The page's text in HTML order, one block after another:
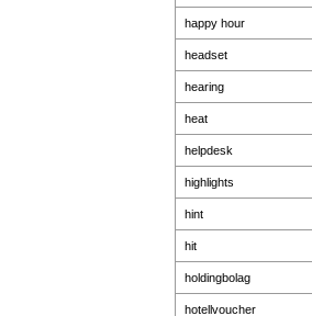
happy hour
headset
hearing
heat
helpdesk
highlights
hint
hit
holdingbolag
hotellvoucher